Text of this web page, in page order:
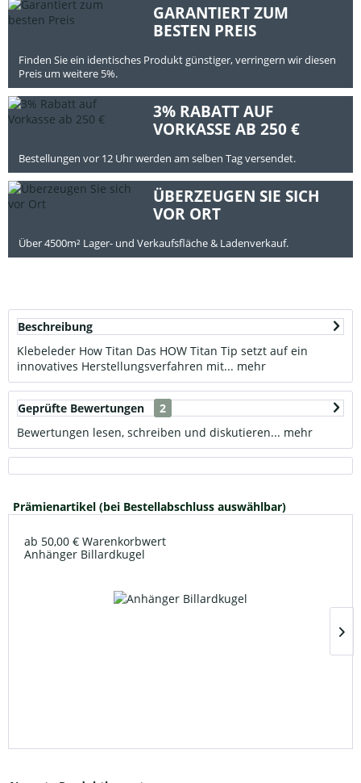
GARANTIERT ZUM
BESTEN PREIS
Finden Sie ein identisches Produkt günstiger, verringern wir diesen
Preis um weitere 5%.
3% RABATT AUF
VORKASSE AB 250 €
Bestellungen vor 12 Uhr werden am selben Tag versendet.
ÜBERZEUGEN SIE SICH
VOR ORT
Über 4500m² Lager- und Verkaufsfläche & Ladenverkauf.
Beschreibung
Klebeleder How Titan Das HOW Titan Tip setzt auf ein
innovatives Herstellungsverfahren mit... mehr
Geprüfte Bewertungen
2
Bewertungen lesen, schreiben und diskutieren... mehr
Prämienartikel (bei Bestellabschluss auswählbar)
ab 50,00 € Warenkorbwert
Anhänger Billardkugel